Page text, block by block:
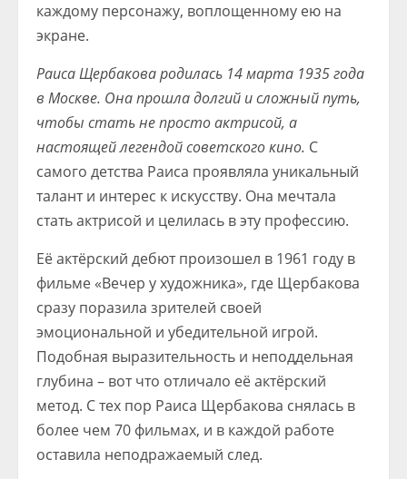
каждому персонажу, воплощенному ею на
экране.
Раиса Щербакова родилась 14 марта 1935 года
в Москве. Она прошла долгий и сложный путь,
чтобы стать не просто актрисой, а
настоящей легендой советского кино. С
самого детства Раиса проявляла уникальный
талант и интерес к искусству. Она мечтала
стать актрисой и целилась в эту профессию.
Её актёрский дебют произошел в 1961 году в
фильме «Вечер у художника», где Щербакова
сразу поразила зрителей своей
эмоциональной и убедительной игрой.
Подобная выразительность и неподдельная
глубина – вот что отличало её актёрский
метод. С тех пор Раиса Щербакова снялась в
более чем 70 фильмах, и в каждой работе
оставила неподражаемый след.